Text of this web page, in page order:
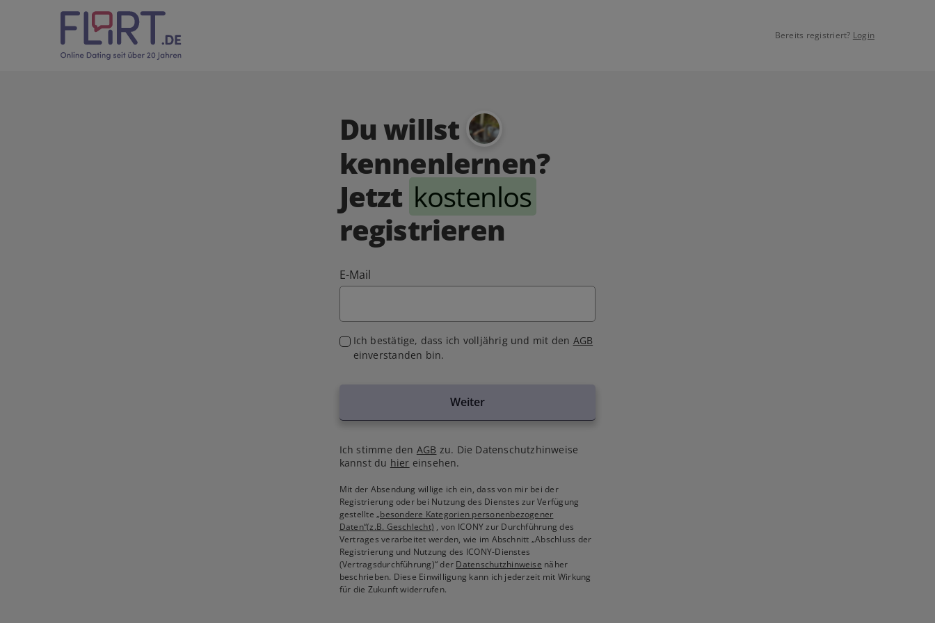
Bereits registriert? Login
Du willst
kennenlernen?
Jetzt kostenlos
registrieren
E-Mail
Ich bestätige, dass ich volljährig und mit den AGB
einverstanden bin.
Weiter
Ich stimme den AGB zu. Die Datenschutzhinweise
kannst du hier einsehen.
Mit der Absendung willige ich ein, dass von mir bei der
Registrierung oder bei Nutzung des Dienstes zur Verfügung
gestellte„besondere Kategorien personenbezogener
Daten“(z.B. Geschlecht) , von ICONY zur Durchführung des
Vertrages verarbeitet werden, wie im Abschnitt „Abschluss der
Registrierung und Nutzung des ICONY-Dienstes
(Vertragsdurchführung)“ der Datenschutzhinweise näher
beschrieben. Diese Einwilligung kann ich jederzeit mit Wirkung
für die Zukunft widerrufen.